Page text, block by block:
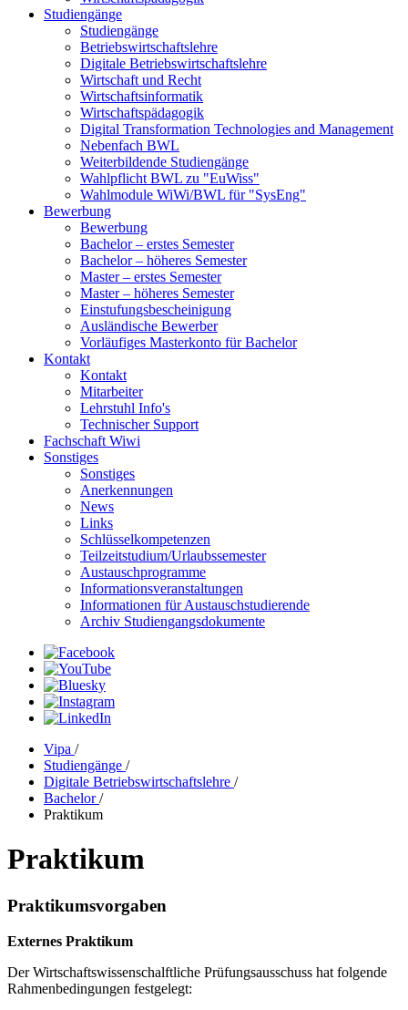
Studiengänge
Studiengänge
Betriebswirtschaftslehre
Digitale Betriebswirtschaftslehre
Wirtschaft und Recht
Wirtschaftsinformatik
Wirtschaftspädagogik
Digital Transformation Technologies and Management
Nebenfach BWL
Weiterbildende Studiengänge
Wahlpflicht BWL zu "EuWiss"
Wahlmodule WiWi/BWL für "SysEng"
Bewerbung
Bewerbung
Bachelor – erstes Semester
Bachelor – höheres Semester
Master – erstes Semester
Master – höheres Semester
Einstufungsbescheinigung
Ausländische Bewerber
Vorläufiges Masterkonto für Bachelor
Kontakt
Kontakt
Mitarbeiter
Lehrstuhl Info's
Technischer Support
Fachschaft Wiwi
Sonstiges
Sonstiges
Anerkennungen
News
Links
Schlüsselkompetenzen
Teilzeitstudium/Urlaubssemester
Austauschprogramme
Informationsveranstaltungen
Informationen für Austauschstudierende
Archiv Studiengangsdokumente
Vipa /
Studiengänge /
Digitale Betriebswirtschaftslehre /
Bachelor/
Praktikum
Praktikum
Praktikumsvorgaben
Externes Praktikum
Der Wirtschaftswissenschalftliche Prüfungsausschuss hat folgende
Rahmenbedingungen festgelegt: